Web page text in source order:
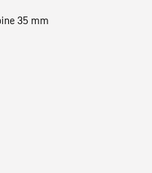
35 mm